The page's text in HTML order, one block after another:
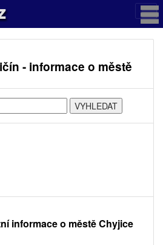
- informace o městě
informace o městě Chyjice